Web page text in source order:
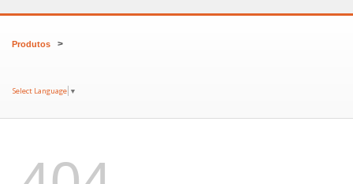
Produtos >
Select Language ▼